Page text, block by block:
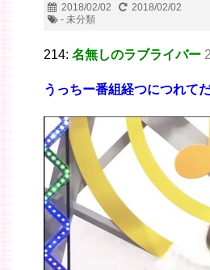
2018/02/02
2018/02/02
- 未分類
214: 名無しのラブライバー
うっちー番組経つにつれて